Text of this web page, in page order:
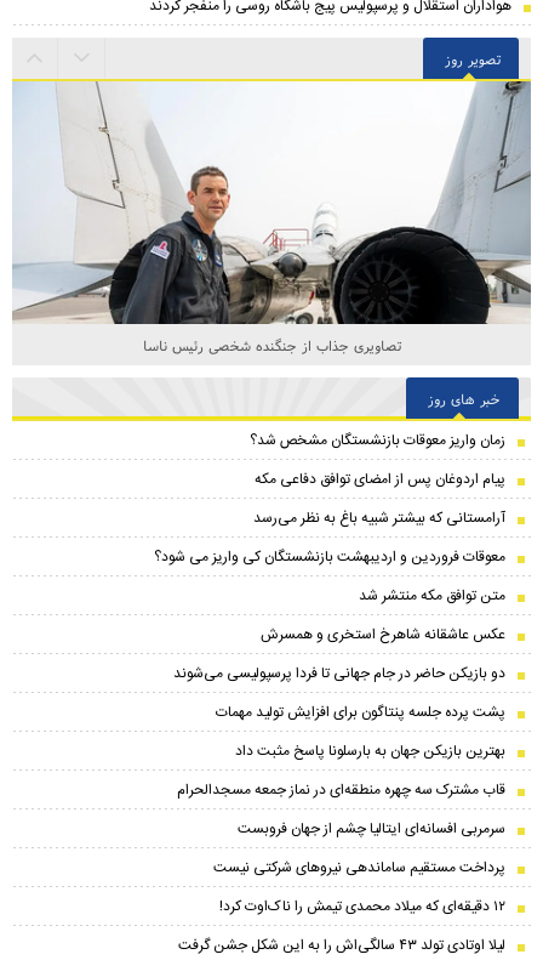
هواداران استقلال و پرسپولیس پیج باشگاه روسی را منفجر کردند
تصویر روز
تصاویری جذاب از جنگنده شخصی رئیس ناسا
خبر های روز
زمان واریز معوقات بازنشستگان مشخص شد؟
پیام اردوغان پس از امضای توافق دفاعی مکه
آرامستانی که بیشتر شبیه باغ به نظر می‌رسد
معوقات فروردین و اردیبهشت بازنشستگان کی واریز می شود؟
متن توافق مکه منتشر شد
عکس عاشقانه شاهرخ استخری و همسرش
دو بازیکن حاضر در جام جهانی تا فردا پرسپولیسی می‌شوند
پشت پرده جلسه پنتاگون برای افزایش تولید مهمات
بهترین بازیکن جهان به بارسلونا پاسخ مثبت داد
قاب مشترک سه چهره منطقه‌ای در نماز جمعه مسجدالحرام
سرمربی افسانه‌ای ایتالیا چشم از جهان فروبست
پرداخت مستقیم ساماندهی نیروهای شرکتی نیست
۱۲ دقیقه‌ای که میلاد محمدی تیمش را ناک‌اوت کرد!
لیلا اوتادی تولد ۴۳ سالگی‌اش را به این شکل جشن گرفت